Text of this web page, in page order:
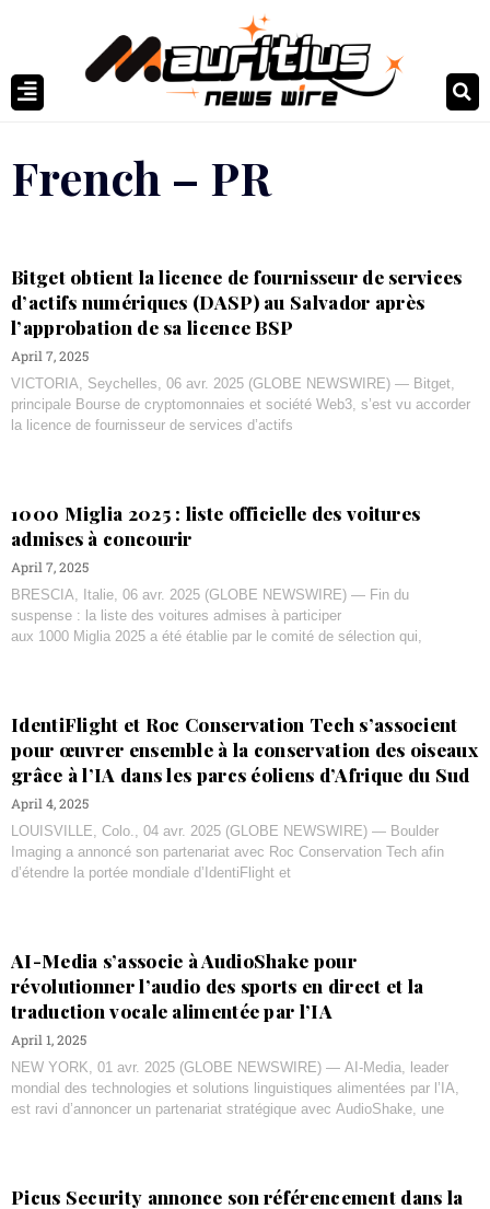
French – PR
Bitget obtient la licence de fournisseur de services
d’actifs numériques (DASP) au Salvador après
l’approbation de sa licence BSP
April 7, 2025
VICTORIA, Seychelles, 06 avr. 2025 (GLOBE NEWSWIRE) — Bitget,
principale Bourse de cryptomonnaies et société Web3, s’est vu accorder
la licence de fournisseur de services d’actifs
1000 Miglia 2025 : liste officielle des voitures
admises à concourir
April 7, 2025
BRESCIA, Italie, 06 avr. 2025 (GLOBE NEWSWIRE) — Fin du
suspense : la liste des voitures admises à participer
aux 1000 Miglia 2025 a été établie par le comité de sélection qui,
IdentiFlight et Roc Conservation Tech s’associent
pour œuvrer ensemble à la conservation des oiseaux
grâce à l’IA dans les parcs éoliens d’Afrique du Sud
April 4, 2025
LOUISVILLE, Colo., 04 avr. 2025 (GLOBE NEWSWIRE) — Boulder
Imaging a annoncé son partenariat avec Roc Conservation Tech afin
d’étendre la portée mondiale d’IdentiFlight et
AI-Media s’associe à AudioShake pour
révolutionner l’audio des sports en direct et la
traduction vocale alimentée par l’IA
April 1, 2025
NEW YORK, 01 avr. 2025 (GLOBE NEWSWIRE) — AI-Media, leader
mondial des technologies et solutions linguistiques alimentées par l’IA,
est ravi d’annoncer un partenariat stratégique avec AudioShake, une
Picus Security annonce son référencement dans la